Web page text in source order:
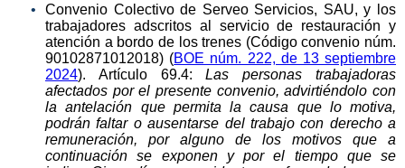
Convenio Colectivo de Serveo Servicios, SAU, y los
trabajadores adscritos al servicio de restauración y
atención a bordo de los trenes (Código convenio núm.
90102871012018) (BOE núm. 222, de 13 septiembre
2024). Artículo 69.4:Las personas trabajadoras
afectados por el presente convenio, advirtiéndolo con
la antelación que permita la causa que lo motiva,
podrán faltar o ausentarse del trabajo con derecho a
remuneración, por alguno de los motivos que a
continuación se exponen y por el tiempo que se